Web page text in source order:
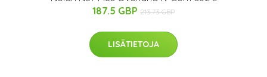
187.5 GBP 213.73 GBP
LISÄTIETOJA